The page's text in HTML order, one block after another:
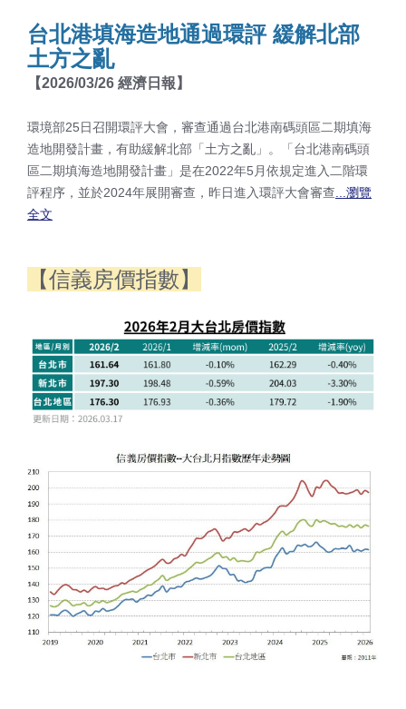
台北港填海造地通過環評 緩解北部
土方之亂
【2026/03/26 經濟日報 】
環境部25日召開環評大會，審查通過台北港南碼頭區二期填海
造地開發計畫，有助緩解北部「土方之亂」。「台北港南碼頭
區二期填海造地開發計畫」是在2022年5月依規定進入二階環
評程序，並於2024年展開審查，昨日進入環評大會審查 ...瀏覽
全文
【信義房價指數】